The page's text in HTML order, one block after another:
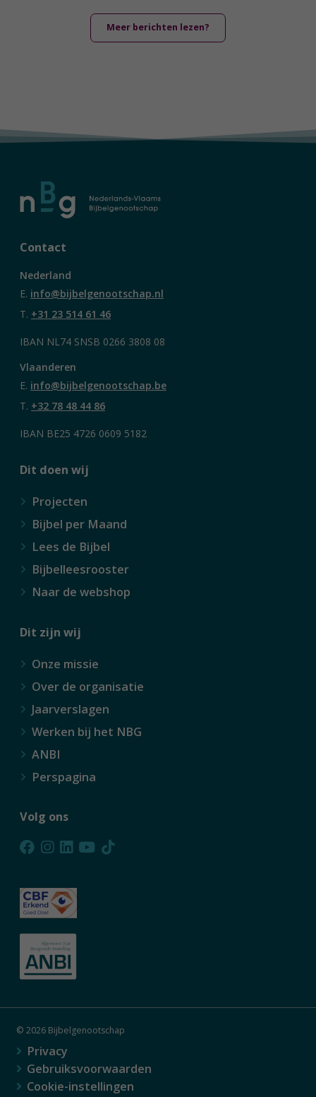
Meer berichten lezen?
Contact
Nederland
E. info@bijbelgenootschap.nl
T. +31 23 514 61 46
IBAN NL74 SNSB 0266 3808 08
Vlaanderen
E. info@bijbelgenootschap.be
T. +32 78 48 44 86
IBAN BE25 4726 0609 5182
Dit doen wij
Projecten
Bijbel per Maand
Lees de Bijbel
Bijbelleesrooster
Naar de webshop
Dit zijn wij
Onze missie
Over de organisatie
Jaarverslagen
Werken bij het NBG
ANBI
Perspagina
Volg ons
© 2026 Bijbelgenootschap
Privacy
Gebruiksvoorwaarden
Cookie-instellingen